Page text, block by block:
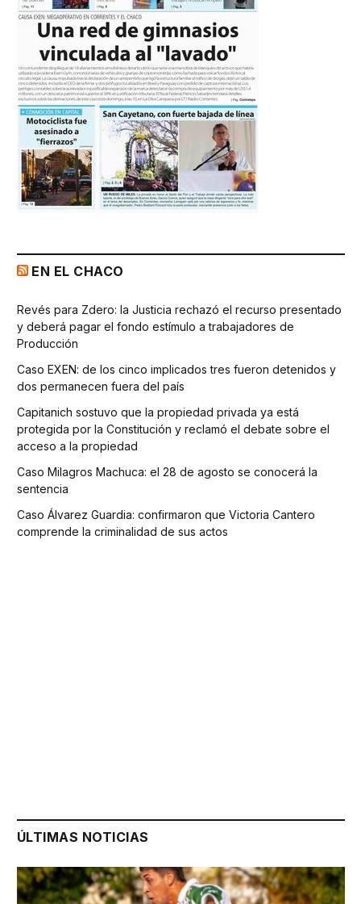
EN EL CHACO
Revés para Zdero: la Justicia rechazó el recurso presentado
y deberá pagar el fondo estímulo a trabajadores de
Producción
Caso EXEN: de los cinco implicados tres fueron detenidos y
dos permanecen fuera del país
Capitanich sostuvo que la propiedad privada ya está
protegida por la Constitución y reclamó el debate sobre el
acceso a la propiedad
Caso Milagros Machuca: el 28 de agosto se conocerá la
sentencia
Caso Álvarez Guardia: confirmaron que Victoria Cantero
comprende la criminalidad de sus actos
ÚLTIMAS NOTICIAS